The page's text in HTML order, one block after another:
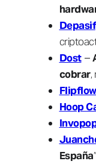
Dost–
cobrar,
Flipflow
Hoop
España